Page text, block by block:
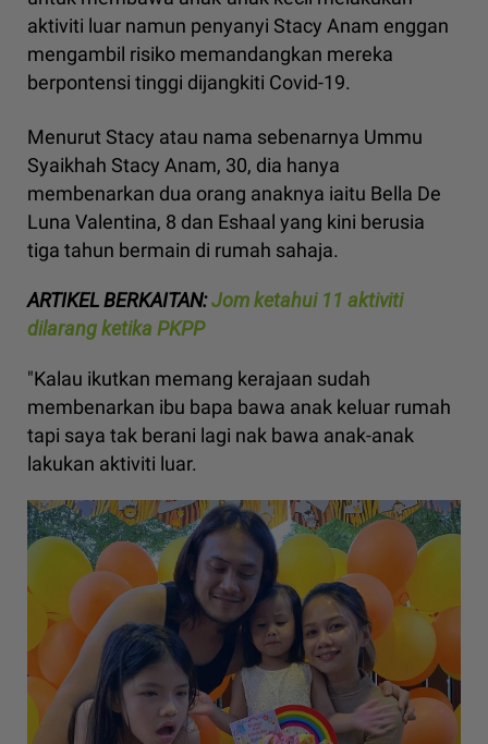
aktiviti luar namun penyanyi Stacy Anam enggan
mengambil risiko memandangkan mereka
berpontensi tinggi dijangkiti Covid-19.
Menurut Stacy atau nama sebenarnya Ummu
Syaikhah Stacy Anam, 30, dia hanya
membenarkan dua orang anaknya iaitu Bella De
Luna Valentina, 8 dan Eshaal yang kini berusia
tiga tahun bermain di rumah sahaja.
ARTIKEL BERKAITAN:Jom ketahui 11 aktiviti
dilarang ketika PKPP
"Kalau ikutkan memang kerajaan sudah
membenarkan ibu bapa bawa anak keluar rumah
tapi saya tak berani lagi nak bawa anak-anak
lakukan aktiviti luar.